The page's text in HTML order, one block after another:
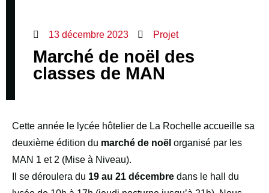
13 décembre 2023 Projet
Marché de noël des
classes de MAN
Cette année le lycée hôtelier de La Rochelle accueille sa
deuxième édition du marché de noël organisé par les
MAN 1 et 2 (Mise à Niveau).
Il se déroulera du 19 au 21 décembre dans le hall du